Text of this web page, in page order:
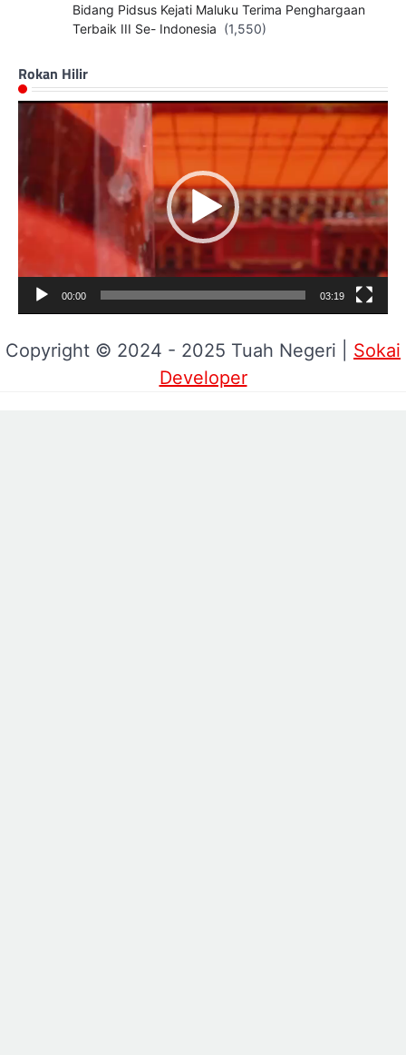
Bidang Pidsus Kejati Maluku Terima Penghargaan
Terbaik III Se- Indonesia (1,550)
Rokan Hilir
Pemutar
00:00 03:19
Copyright © 2024 - 2025 Tuah Negeri | Sokai
Developer